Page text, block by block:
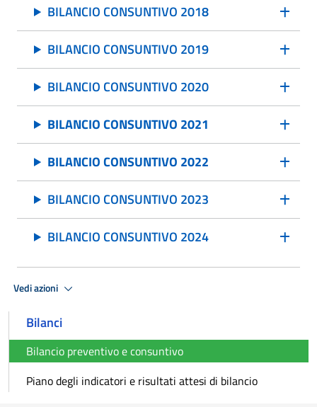
BILANCIO CONSUNTIVO 2018
BILANCIO CONSUNTIVO 2019
BILANCIO CONSUNTIVO 2020
BILANCIO CONSUNTIVO 2021
BILANCIO CONSUNTIVO 2022
BILANCIO CONSUNTIVO 2023
BILANCIO CONSUNTIVO 2024
Vedi azioni
Bilanci
Bilancio preventivo e consuntivo
Piano degli indicatori e risultati attesi di bilancio